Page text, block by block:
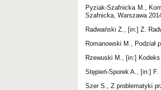
Pyziak-Szafnicka M.,
Szafnicka, Warszawa
Radwański Z., [in:] Z.
Romanowski M., Podział
Rzewuski M., [in:]
Stępień-Sporek A., [in:] F.
Szer S., Z problematyki